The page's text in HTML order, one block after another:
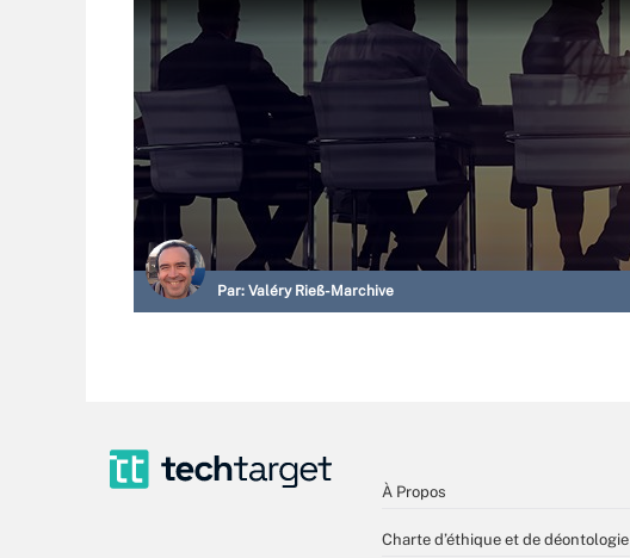
Par: Valéry Rieß-Marchive
À Propos
Charte d’éthique et de déontologie